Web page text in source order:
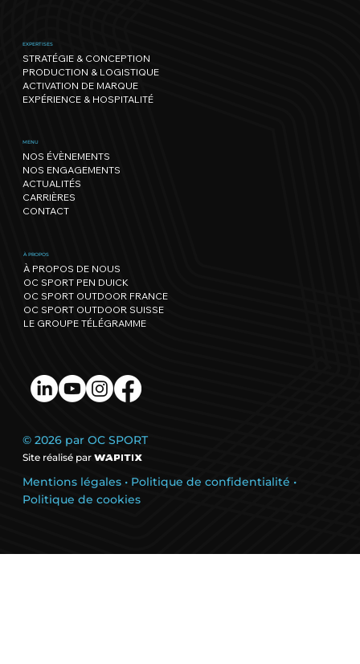
beaux parcours s'offre une édition
record !
EXPERTISES
STRATÉGIE & CONCEPTION
PRODUCTION & LOGISTIQUE
ACTIVATION DE MARQUE
EXPÉRIENCE & HOSPITALITÉ
MENU
NOS ÉVÈNEMENTS
NOS ENGAGEMENTS
ACTUALITÉS
CARRIÈRES
CONTACT
À PROPOS
À PROPOS DE NOUS
OC SPORT PEN DUICK
OC SPORT OUTDOOR FRANCE
OC SPORT OUTDOOR SUISSE
LE GROUPE TÉLÉGRAMME
© 2026 par OC SPORT
Site réalisé par
Mentions légales • Politique de confidentialité •
Politique de cookies